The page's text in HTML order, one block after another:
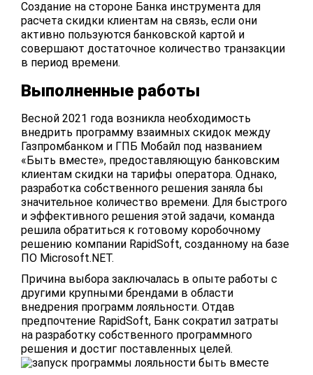
Создание на стороне Банка инструмента для
расчета скидки клиентам на связь, если они
активно пользуются банковской картой и
совершают достаточное количество транзакции
в период времени.
Выполненные работы
Весной 2021 года возникла необходимость
внедрить программу взаимных скидок между
Газпромбанком и ГПБ Мобайл под названием
«Быть вместе», предоставляющую банковским
клиентам скидки на тарифы оператора. Однако,
разработка собственного решения заняла бы
значительное количество времени. Для быстрого
и эффективного решения этой задачи, команда
решила обратиться к готовому коробочному
решению компании RapidSoft, созданному на базе
ПО Microsoft.NET.
Причина выбора заключалась в опыте работы с
другими крупными брендами в области
внедрения программ лояльности. Отдав
предпочтение RapidSoft, Банк сократил затраты
на разработку собственного программного
решения и достиг поставленных целей.